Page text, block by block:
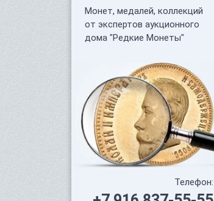
Монет, медалей, коллекций
от экспертов аукционного
дома "Редкие Монеты"
Телефон: